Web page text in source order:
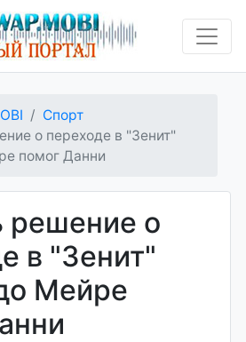
Спорт
о переходе в "Зенит"
помог Данни
решение о
в "Зенит"
Мейре